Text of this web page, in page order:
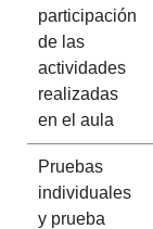
participación
de las
actividades
realizadas
en el aula
Pruebas
individuales
y prueba